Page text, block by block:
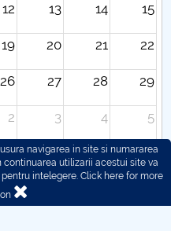
12 13 14 15
19 20 21 22
26 27 28 29
2 3 4 5
navigarea in site si numararea
continuarea utilizarii acestui site va
intelegere. Click here for more